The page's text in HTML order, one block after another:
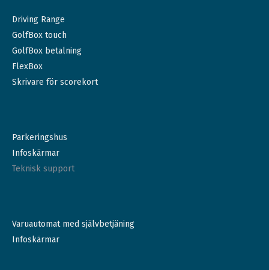
Driving Range
GolfBox touch
GolfBox betalning
FlexBox
Skrivare för scorekort
Parkeringshus
Infoskärmar
Teknisk support
Varuautomat med självbetjäning
Infoskärmar